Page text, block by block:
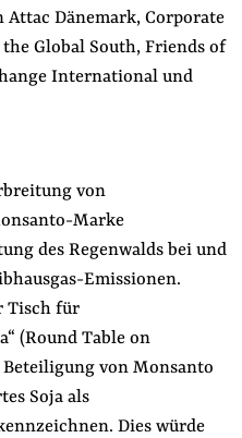
Dänemark, Corporate
Global South, Friends of
International und
von
Marke
des Regenwalds bei und
Emissionen.
Tisch für
(Round Table on
Beteiligung von Monsanto
Soja als
Dies würde